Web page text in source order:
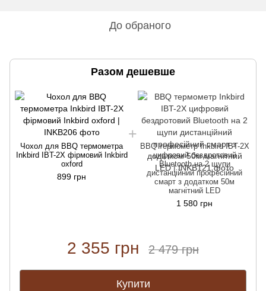
До обраного
Разом дешевше
Чохол для BBQ термометра
Inkbird IBT-2X фірмовий Inkbird
oxford
899 грн
BBQ термометр Inkbird IBT-2X
цифровий бездротовий
Bluetooth на 2 щупи
дистанційний професійний
смарт з додатком 50м
магнітний LED
1 580 грн
2 355 грн 2 479 грн
Купити